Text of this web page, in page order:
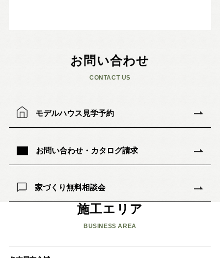
お問い合わせ
CONTACT US
モデルハウス見学予約
お問い合わせ・カタログ請求
家づくり無料相談会
施工エリア
BUSINESS AREA